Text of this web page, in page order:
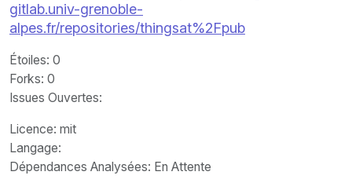
gitlab.univ-grenoble-
alpes.fr/repositories/thingsat%2Fpub
Étoiles: 0
Forks: 0
Issues Ouvertes:
Licence: mit
Langage:
Dépendances Analysées: En Attente